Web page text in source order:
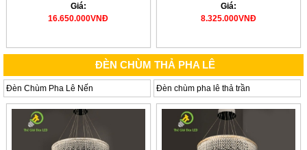
Giá:
16.650.000VNĐ
Giá:
8.325.000VNĐ
ĐÈN CHÙM THẢ PHA LÊ
Đèn Chùm Pha Lê Nến Đèn chùm pha lê thả trần